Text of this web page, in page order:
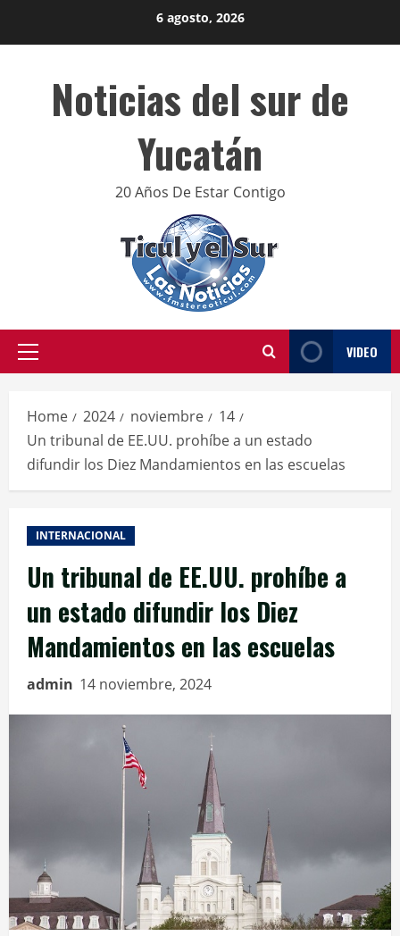
6 agosto, 2026
Noticias del sur de
Yucatán
20 Años De Estar Contigo
Primary
VIDEO
Home 2024 noviembre
14
Un tribunal de EE.UU. prohíbe a un estado
difundir los Diez Mandamientos en las escuelas
INTERNACIONAL
Un tribunal de EE.UU. prohíbe a
un estado difundir los Diez
Mandamientos en las escuelas
admin 14 noviembre, 2024